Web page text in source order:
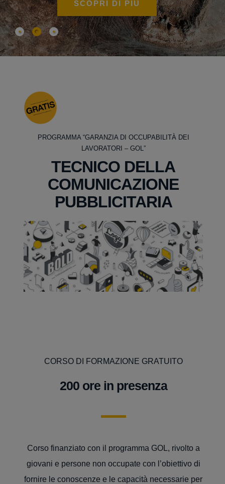
SCOPRI DI PIÙ
PROGRAMMA “GARANZIA DI OCCUPABILITÀ DEI
LAVORATORI – GOL”
TECNICO DELLA
COMUNICAZIONE
PUBBLICITARIA
CORSO DI FORMAZIONE GRATUITO
200 ore in presenza
Corso finanziato con il programma GOL, rivolto a
giovani e persone non occupate con l’obiettivo di
fornire le conoscenze e le capacità necessarie per